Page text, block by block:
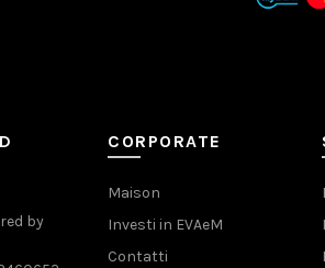
by
CORPORATE
Maison
Investi in EVAeM
Contatti